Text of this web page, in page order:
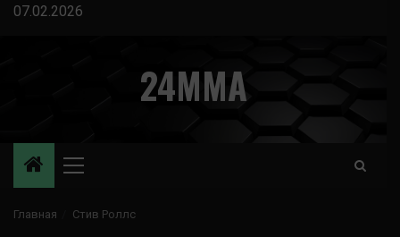
Перейти
07.02.2026
24MMA
Основное
Главная Стив Роллс